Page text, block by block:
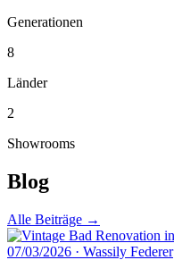
Generationen
8
Länder
2
Showrooms
Blog
Alle Beiträge →
07/03/2026 · Wassily Federer